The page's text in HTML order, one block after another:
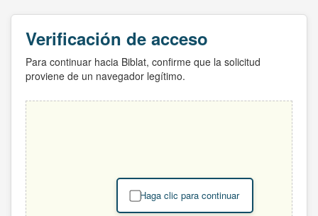
Verificación de acceso
Para continuar hacia Biblat, confirme que la solicitud
proviene de un navegador legítimo.
Haga clic para continuar